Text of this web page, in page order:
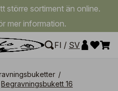
större sortiment än online.
mer information.
FI / SV
/
Begravningsbukett 16